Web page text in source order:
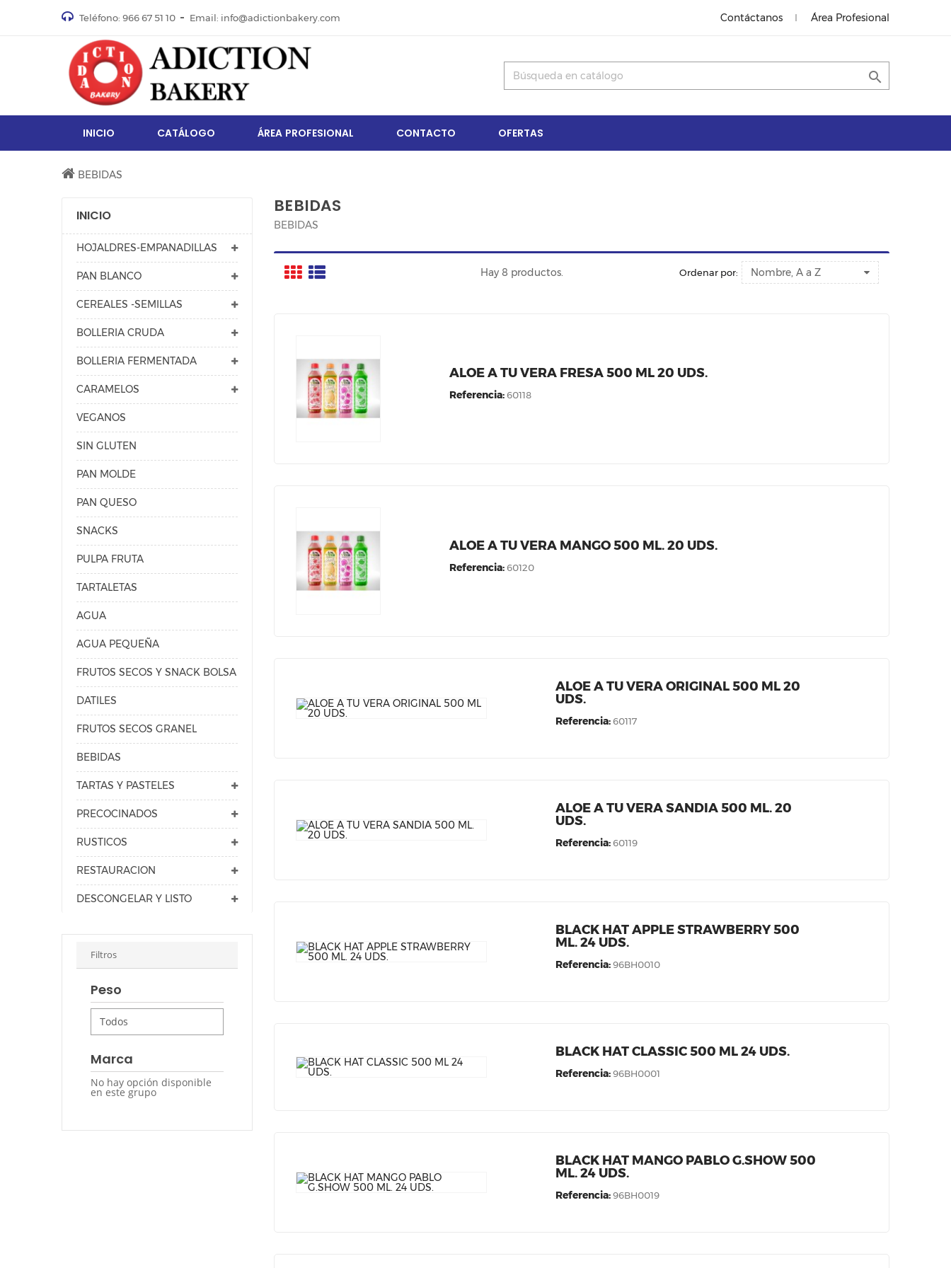
Contáctanos Área Profesional
Teléfono: 966 67 51 10 Email: info@adictionbakery.com

INICIO CATÁLOGO ÁREA PROFESIONAL CONTACTO OFERTAS
BEBIDAS
INICIO
HOJALDRES-EMPANADILLAS
PAN BLANCO
CEREALES -SEMILLAS
BOLLERIA CRUDA
BOLLERIA FERMENTADA
CARAMELOS
VEGANOS
SIN GLUTEN
PAN MOLDE
PAN QUESO
SNACKS
PULPA FRUTA
TARTALETAS
AGUA
AGUA PEQUEÑA
FRUTOS SECOS Y SNACK BOLSA
DATILES
FRUTOS SECOS GRANEL
BEBIDAS
TARTAS Y PASTELES
PRECOCINADOS
RUSTICOS
RESTAURACION
DESCONGELAR Y LISTO
Filtros
Peso
Marca
No hay opción disponible
en este grupo
BEBIDAS
BEBIDAS
Hay 8 productos. Ordenar por: Nombre, A a Z
ALOE A TU VERA FRESA 500 ML 20 UDS.
Referencia:60118
ALOE A TU VERA MANGO 500 ML. 20 UDS.
Referencia:60120
ALOE A TU VERA ORIGINAL 500 ML 20
UDS.
Referencia:60117
ALOE A TU VERA SANDIA 500 ML. 20
UDS.
Referencia:60119
BLACK HAT APPLE STRAWBERRY 500
ML. 24 UDS.
Referencia:96BH0010
BLACK HAT CLASSIC 500 ML 24 UDS.
Referencia:96BH0001
BLACK HAT MANGO PABLO G.SHOW 500
ML. 24 UDS.
Referencia:96BH0019